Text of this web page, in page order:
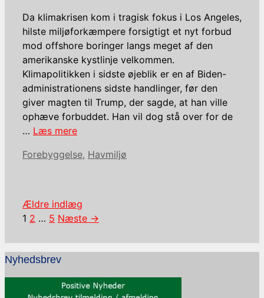
Da klimakrisen kom i tragisk fokus i Los Angeles,
hilste miljøforkæmpere forsigtigt et nyt forbud
mod offshore boringer langs meget af den
amerikanske kystlinje velkommen.
Klimapolitikken i sidste øjeblik er en af Biden-
administrationens sidste handlinger, før den
giver magten til Trump, der sagde, at han ville
ophæve forbuddet. Han vil dog stå over for de
… Læs mere
Kategorier
Forebyggelse, Havmiljø
Ældre indlæg
Side
1 Side
2 … Side
5 Næste →
Nyhedsbrev